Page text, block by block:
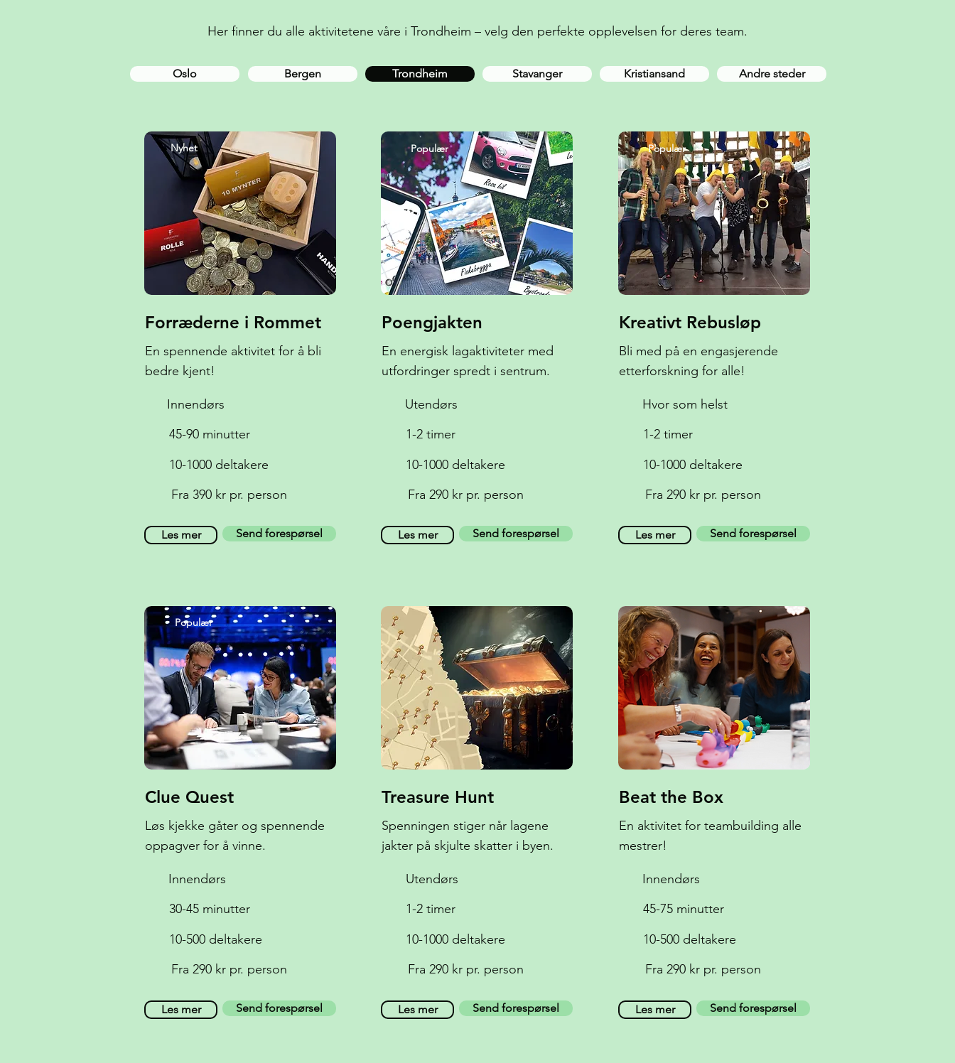
Her finner du alle aktivitetene våre i Trondheim – velg den perfekte opplevelsen for deres team.
Oslo Bergen Trondheim Stavanger Kristiansand Andre steder
Populær
Poengjakten
En energisk lagaktiviteter med
utfordringer spredt i sentrum.
Utendørs
1-2 timer
10-1000 deltakere
Fra 290 kr pr. person
Les mer Send forespørsel
Nyhet
Forræderne i Rommet
En spennende aktivitet for å bli
bedre kjent!
Innendørs
45-90 minutter
10-1000 deltakere
Fra 390 kr pr. person
Les mer Send forespørsel
Populær
Clue Quest
Løs kjekke gåter og spennende
oppagver for å vinne.
Innendørs
30-45 minutter
10-500 deltakere
Fra 290 kr pr. person
Les mer Send forespørsel
Beat the Box
En aktivitet for teambuilding alle
mestrer!
Innendørs
45-75 minutter
10-500 deltakere
Fra 290 kr pr. person
Les mer Send forespørsel
Populær
Kreativt Rebusløp
Bli med på en engasjerende
etterforskning for alle!
Hvor som helst
1-2 timer
10-1000 deltakere
Fra 290 kr pr. person
Les mer Send forespørsel
Treasure Hunt
Spenningen stiger når lagene
jakter på skjulte skatter i byen.
Utendørs
1-2 timer
10-1000 deltakere
Fra 290 kr pr. person
Les mer Send forespørsel